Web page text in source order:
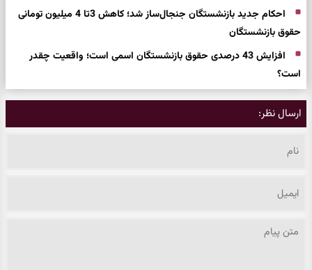
احکام جدید بازنشستگان جنجال‌ساز شد؛ کاهش 3تا 4 میلیون تومانی
حقوق بازنشستگان
افزایش 43 درصدی حقوق بازنشستگان اسمی است؛ واقعیت چقدر
است؟
ارسال نظر: